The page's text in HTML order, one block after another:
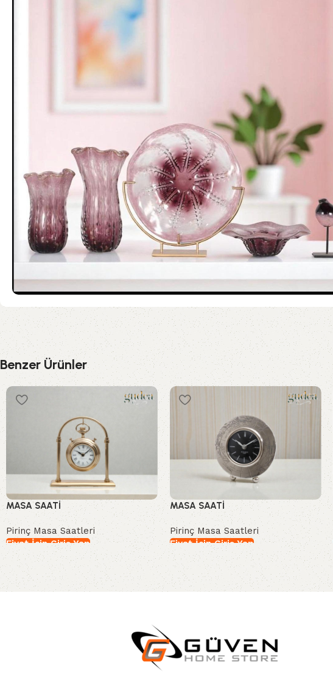
Benzer Ürünler
MASA SAATİ
Pirinç Masa Saatleri
Fiyat İçin Giriş Yap
İncele
MASA SAATİ
Pirinç Masa Saatleri
Fiyat İçin Giriş Yap
İncele
Read More